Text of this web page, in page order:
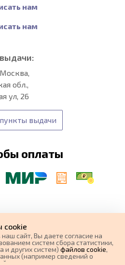
нам
нам
обл.,
ул, 26
выдачи
оплаты
разработка и
сайта
cookie
cайт, Вы даете согласие на
систем сбора статистики,
и других систем) файлов cookie,
(например сведений о
о местоположении, типе